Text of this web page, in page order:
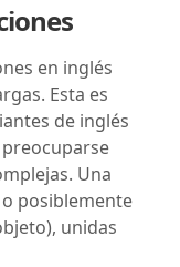
en inglés
Esta es
de inglés
Una
posiblemente
unidas